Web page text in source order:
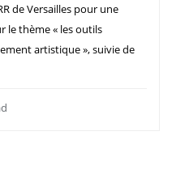
de Versailles pour une
le thème « les outils
artistique », suivie de